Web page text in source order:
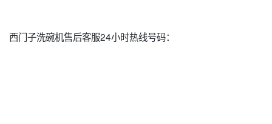
西门子洗碗机售后客服24小时热线号码：